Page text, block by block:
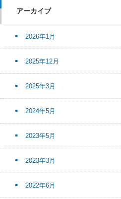
アーカイブ
2026年1月
2025年12月
2025年3月
2024年5月
2023年5月
2023年3月
2022年6月